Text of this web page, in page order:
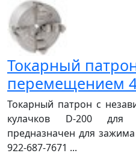
Токарный
перемещением
Токарный патрон с
кулачков D-200 для
предназначен для
922-687-7671 ...